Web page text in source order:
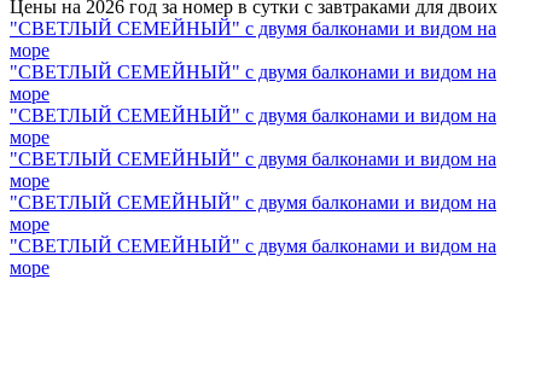
Цены на 2026 год за номер в сутки с завтраками для двоих
"СВЕТЛЫЙ СЕМЕЙНЫЙ" с двумя балконами и видом на
море
"СВЕТЛЫЙ СЕМЕЙНЫЙ" с двумя балконами и видом на
море
"СВЕТЛЫЙ СЕМЕЙНЫЙ" с двумя балконами и видом на
море
"СВЕТЛЫЙ СЕМЕЙНЫЙ" с двумя балконами и видом на
море
"СВЕТЛЫЙ СЕМЕЙНЫЙ" с двумя балконами и видом на
море
"СВЕТЛЫЙ СЕМЕЙНЫЙ" с двумя балконами и видом на
море